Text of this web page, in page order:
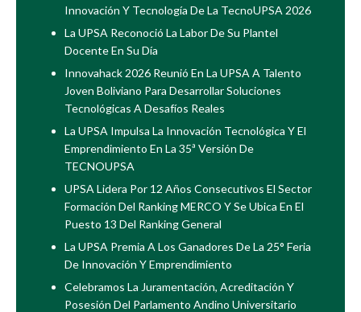
Innovación Y Tecnología De La TecnoUPSA 2026
La UPSA Reconoció La Labor De Su Plantel
Docente En Su Día
Innovahack 2026 Reunió En La UPSA A Talento
Joven Boliviano Para Desarrollar Soluciones
Tecnológicas A Desafíos Reales
La UPSA Impulsa La Innovación Tecnológica Y El
Emprendimiento En La 35ª Versión De
TECNOUPSA
UPSA Lidera Por 12 Años Consecutivos El Sector
Formación Del Ranking MERCO Y Se Ubica En El
Puesto 13 Del Ranking General
La UPSA Premia A Los Ganadores De La 25° Feria
De Innovación Y Emprendimiento
Celebramos La Juramentación, Acreditación Y
Posesión Del Parlamento Andino Universitario